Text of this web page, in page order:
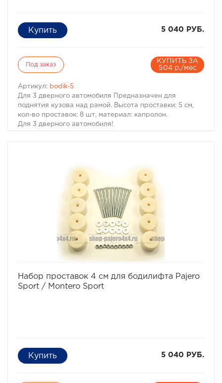
5 040 РУБ.
Под заказ
КУПИТЬ ЗА
504 р./мес
Артикул: bodik-5
Для 3 дверного автомобиля Предназначен для
поднятия кузова над рамой. Высота проставки: 5 см,
кол-во проставок: 8 шт, материал: капролон.
Для 3 дверного автомобиля!
условиях офф-роуд.
В комплект проставок для бодилифта Pajero II /
Montero II входят сами проставки, а также болты, гайки
и шайбы для крепления.
Характеристики Комплекта проставок для бодилифта
Pajero II / Montero II:
· Высота проставки: 5 см
· Кол-во проставок: 8 шт
· Материал: капролон
Комплект проставок для бодилифта Pajero II / Montero
Набор проставок 4 см для бодилифта Pajero
Sport / Montero Sport
5 040 РУБ.